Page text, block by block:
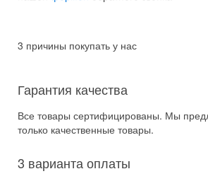
3 причины покупать у нас
Гарантия качества
Все товары сертифицированы. Мы
только качественные товары.
3 варианта оплаты